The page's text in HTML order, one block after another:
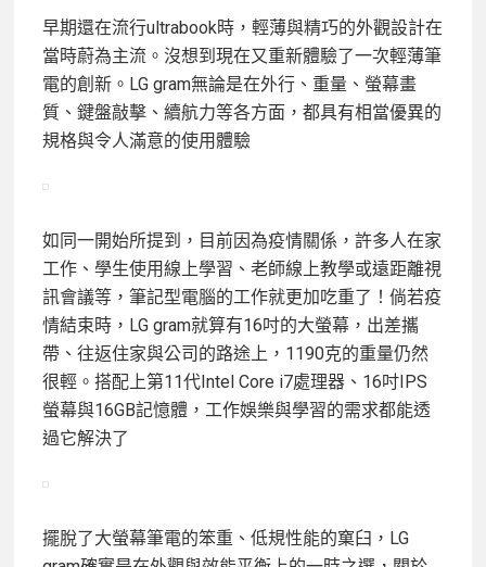
早期還在流行ultrabook時，輕薄與精巧的外觀設計在
當時蔚為主流。沒想到現在又重新體驗了一次輕薄筆
電的創新。LG gram無論是在外行、重量、螢幕畫
質、鍵盤敲擊、續航力等各方面，都具有相當優異的
規格與令人滿意的使用體驗
如同一開始所提到，目前因為疫情關係，許多人在家
工作、學生使用線上學習、老師線上教學或遠距離視
訊會議等，筆記型電腦的工作就更加吃重了！倘若疫
情結束時，LG gram就算有16吋的大螢幕，出差攜
帶、往返住家與公司的路途上，1190克的重量仍然
很輕。搭配上第11代Intel Core i7處理器、16吋IPS
螢幕與16GB記憶體，工作娛樂與學習的需求都能透
過它解決了
擺脫了大螢幕筆電的笨重、低規性能的窠臼，LG